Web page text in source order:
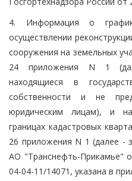
4. Информация о
осуществлении
сооружения на земельных
24 приложения N 1
находящиеся в
собственности и не
юридическим лицам), и
границах кадастровых
26 приложения N 1 (далее -
АО "Транснефть-Прикамье"
04-04-11/14071, указана в